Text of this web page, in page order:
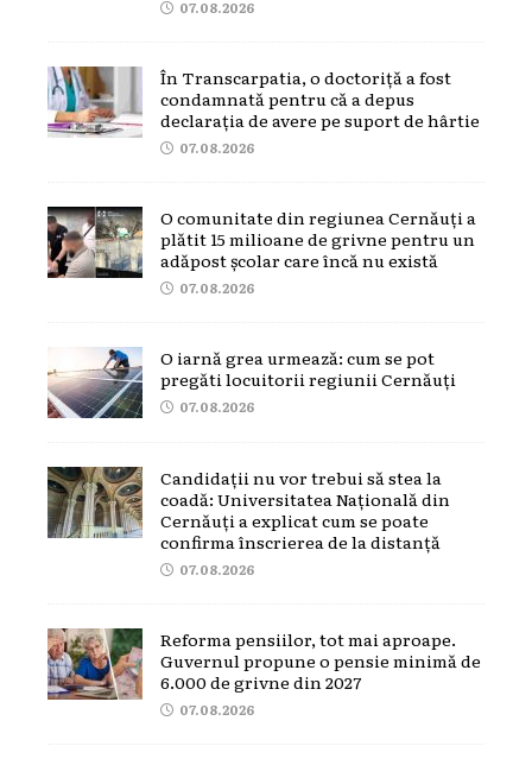
07.08.2026
În Transcarpatia, o doctoriță a fost
condamnată pentru că a depus
declarația de avere pe suport de hârtie
07.08.2026
O comunitate din regiunea Cernăuți a
plătit 15 milioane de grivne pentru un
adăpost școlar care încă nu există
07.08.2026
O iarnă grea urmează: cum se pot
pregăti locuitorii regiunii Cernăuți
07.08.2026
Candidații nu vor trebui să stea la
coadă: Universitatea Națională din
Cernăuți a explicat cum se poate
confirma înscrierea de la distanță
07.08.2026
Reforma pensiilor, tot mai aproape.
Guvernul propune o pensie minimă de
6.000 de grivne din 2027
07.08.2026